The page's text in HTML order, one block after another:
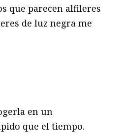
que parecen alfileres
de luz negra me
en un
que el tiempo.